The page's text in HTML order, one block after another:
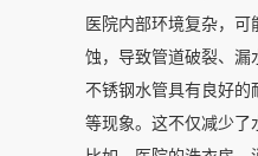
医院内部环境复杂，
蚀，导致管道破裂、漏
不锈钢水管具有良好的
等现象。这不仅减少了